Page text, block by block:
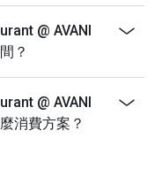
@ AVANI
？
@ AVANI
消費方案？